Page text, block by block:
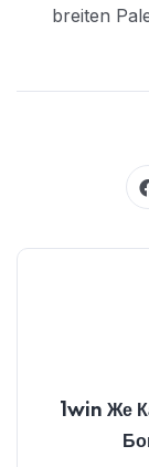
breiten
1win Же